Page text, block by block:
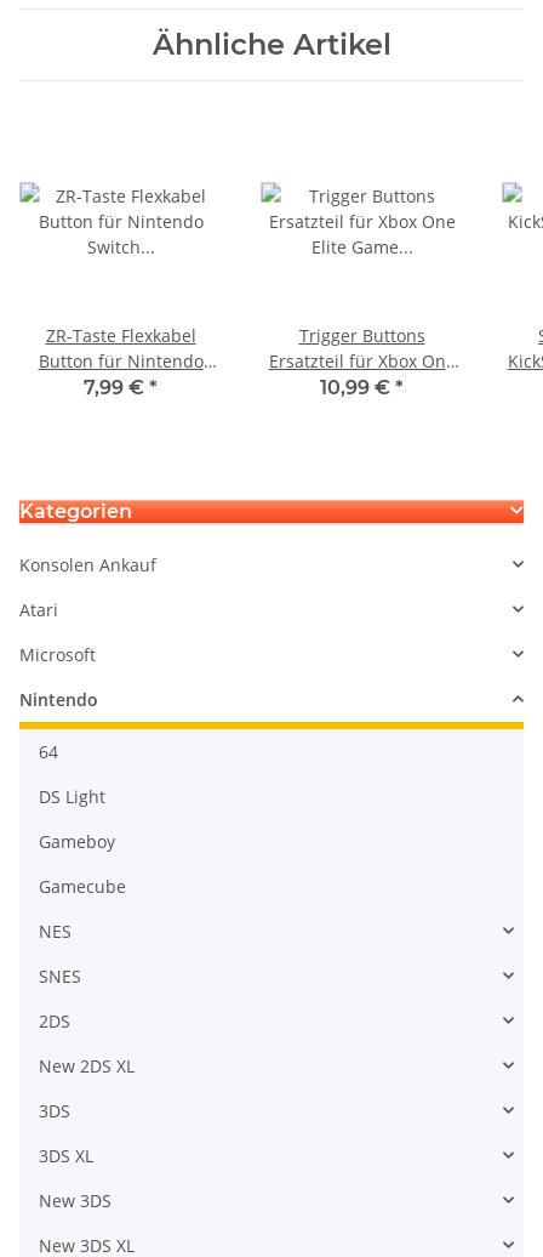
Ähnliche Artikel
ZR-Taste Flexkabel
Button für Nintendo
Switch Joy-Con Joy Con
7,99 € *
Trigger Buttons
Ersatzteil für Xbox One
Elite Game Controller
10,99 € *
Kategorien
Konsolen Ankauf
Atari
Microsoft
Nintendo
64
DS Light
Gameboy
Gamecube
NES
SNES
2DS
New 2DS XL
3DS
3DS XL
New 3DS
New 3DS XL